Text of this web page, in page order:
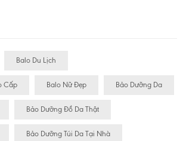
Balo Du Lịch
Cấp Balo Nữ Đẹp Bảo Dưỡng Da
Bảo Dưỡng Đồ Da Thật
Bảo Dưỡng Túi Da Tại Nhà